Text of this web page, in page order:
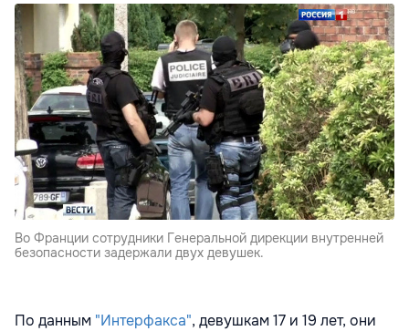
Во Франции сотрудники Генеральной дирекции внутренней
безопасности задержали двух девушек.
По данным "Интерфакса", девушкам 17 и 19 лет, они